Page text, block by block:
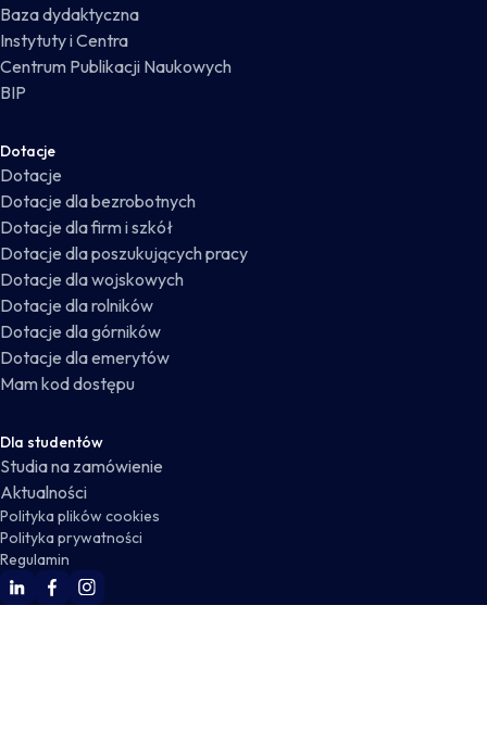
Baza dydaktyczna
Instytuty i Centra
Centrum Publikacji Naukowych
BIP
Dotacje
Dotacje
Dotacje dla bezrobotnych
Dotacje dla firm i szkół
Dotacje dla poszukujących pracy
Dotacje dla wojskowych
Dotacje dla rolników
Dotacje dla górników
Dotacje dla emerytów
Mam kod dostępu
Dla studentów
Studia na zamówienie
Aktualności
Polityka plików cookies
Polityka prywatności
Regulamin
WSKZ Linkedin
WSKZ Facebook
WSKZ Instagram